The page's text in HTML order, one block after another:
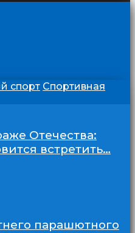
спорт Спортивная
Отечества:
встретить…
парашютного